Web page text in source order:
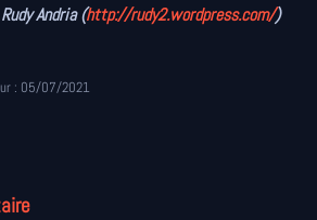
Andria (http://rudy2.wordpress.com/)
: 05/07/2021